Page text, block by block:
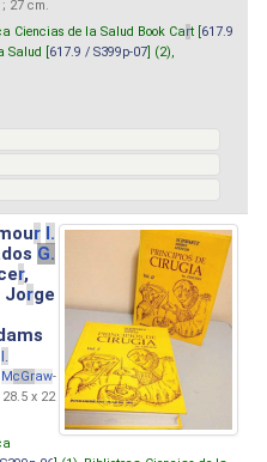
27 cm.
Ciencias de la Salud Book Cart [ 617.9
Salud [ 617.9 / S399p-07 ] (2),
r I.
G.
r,
Jorge
I.
McGraw-
28.5 x 22